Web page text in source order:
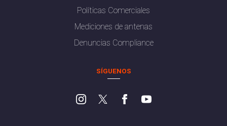
Políticas Comerciales
Mediciones de antenas
Denuncias Compliance
SÍGUENOS